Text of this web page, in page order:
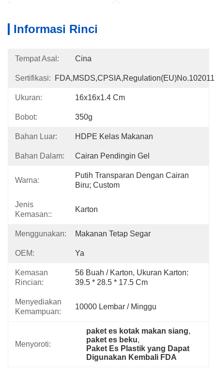
Informasi Rinci
Tempat Asal: Cina
Sertifikasi: FDA,MSDS,CPSIA,Regulation(EU)no.102011
Ukuran: 16x16x1.4 Cm
Bobot: 350g
Bahan Luar: HDPE Kelas Makanan
Bahan Dalam: Cairan Pendingin Gel
Warna:
Putih Transparan Dengan Cairan
Biru; Custom
Jenis
Kemasan::
Karton
Menggunakan: Makanan Tetap Segar
OEM: Ya
Kemasan
Rincian:
56 Buah / Karton, Ukuran Karton:
39.5 * 28.5 * 17.5 Cm
Menyediakan
Kemampuan:
10000 Lembar / Minggu
Menyoroti:
paket es kotak makan siang,
paket es beku,
Paket Es Plastik yang Dapat
Digunakan Kembali FDA